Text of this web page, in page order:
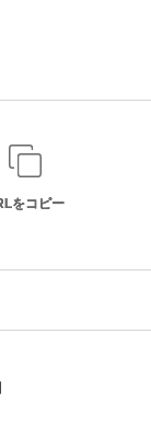
をコピー